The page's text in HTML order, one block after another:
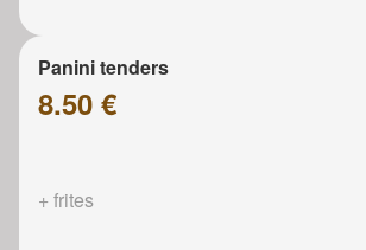
Panini tenders
8.50 €
+ frites